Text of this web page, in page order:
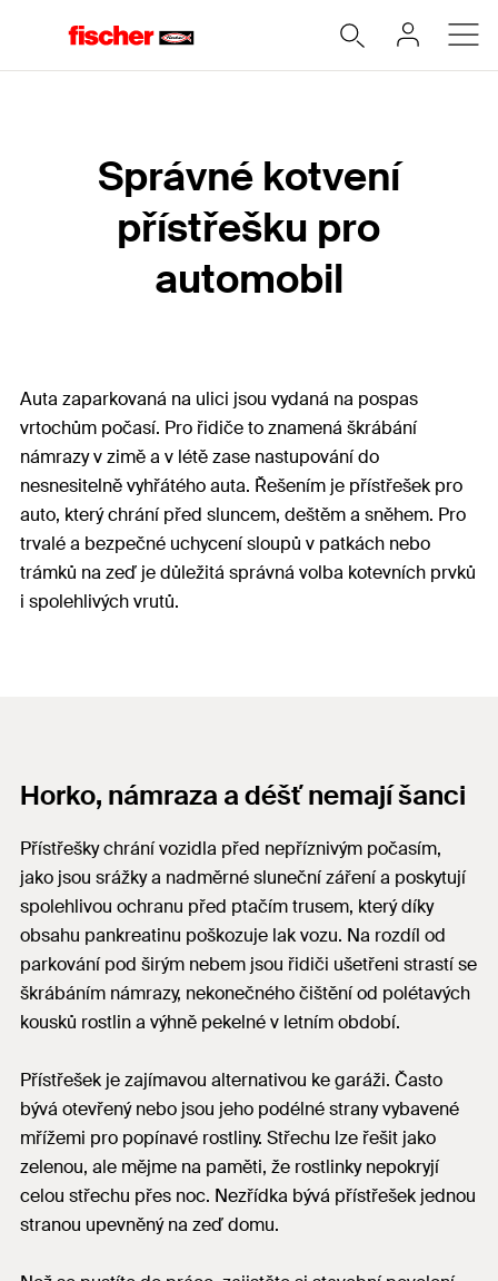
Správné kotvení
přístřešku pro
automobil
Auta zaparkovaná na ulici jsou vydaná na pospas
vrtochům počasí. Pro řidiče to znamená škrábání
námrazy v zimě a v létě zase nastupování do
nesnesitelně vyhřátého auta. Řešením je přístřešek pro
auto, který chrání před sluncem, deštěm a sněhem. Pro
trvalé a bezpečné uchycení sloupů v patkách nebo
trámků na zeď je důležitá správná volba kotevních prvků
i spolehlivých vrutů.
Horko, námraza a déšť nemají šanci
Přístřešky chrání vozidla před nepříznivým počasím,
jako jsou srážky a nadměrné sluneční záření a poskytují
spolehlivou ochranu před ptačím trusem, který díky
obsahu pankreatinu poškozuje lak vozu. Na rozdíl od
parkování pod širým nebem jsou řidiči ušetřeni strastí se
škrábáním námrazy, nekonečného čištění od polétavých
kousků rostlin a výhně pekelné v letním období.
Přístřešek je zajímavou alternativou ke garáži. Často
bývá otevřený nebo jsou jeho podélné strany vybavené
mřížemi pro popínavé rostliny. Střechu lze řešit jako
zelenou, ale mějme na paměti, že rostlinky nepokryjí
celou střechu přes noc. Nezřídka bývá přístřešek jednou
stranou upevněný na zeď domu.